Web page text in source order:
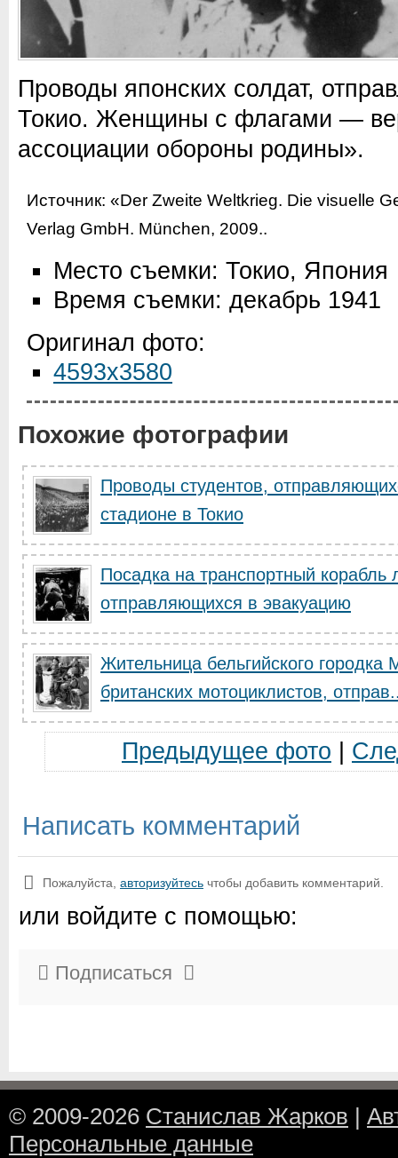
Проводы японских солдат,
Токио. Женщины с флагами —
ассоциации обороны родины».
Источник: «Der Zweite Weltkrieg. Die visuelle
Verlag GmbH. München, 2009..
Место съемки: Токио, Япония
Время съемки: декабрь 1941
Оригинал фото:
4593x3580
Похожие фотографии
Проводы студентов,
стадионе в Токио
Посадка на транспортный корабль
отправляющихся в эвакуацию
Жительница бельгийского
британских мотоциклистов,
Предыдущее фото
Написать комментарий
Пожалуйста, авторизуйтесь чтобы добавить комментарий.
или войдите с помощью:
Подписаться
© 2009-2026 Станислав Жарков |
Персональные данные